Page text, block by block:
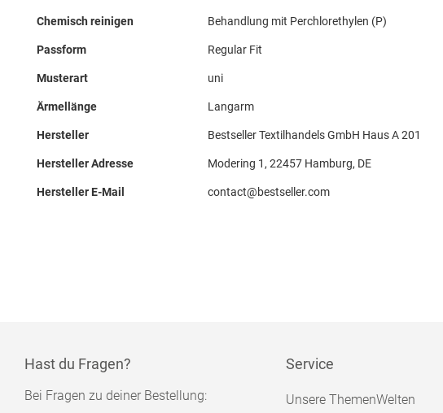
Chemisch reinigen Behandlung mit Perchlorethylen (P)
Passform Regular Fit
Musterart uni
Ärmellänge Langarm
Hersteller Bestseller Textilhandels GmbH Haus A 201
Hersteller Adresse Modering 1, 22457 Hamburg, DE
Hersteller E-Mail contact@bestseller.com
Hast du Fragen?
Bei Fragen zu deiner Bestellung:
Service
Unsere ThemenWelten